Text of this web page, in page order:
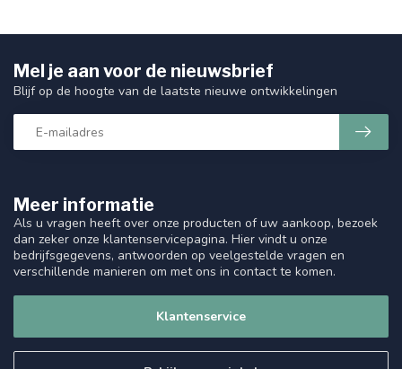
Meer informatie
Als u vragen heeft over onze producten of uw aankoop, bezoek
dan zeker onze klantenservicepagina. Hier vindt u onze
bedrijfsgegevens, antwoorden op veelgestelde vragen en
verschillende manieren om met ons in contact te komen.
Klantenservice
Mel je aan voor de nieuwsbrief
Blijf op de hoogte van de laatste nieuwe ontwikkelingen